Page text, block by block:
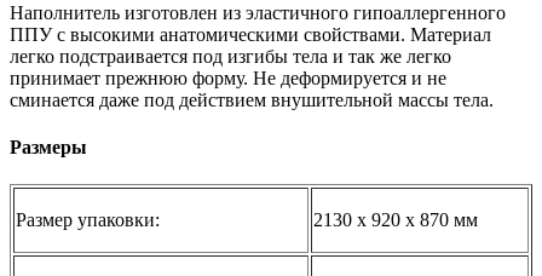
Наполнитель изготовлен из эластичного гипоаллергенного
ППУ с высокими анатомическими свойствами. Материал
легко подстраивается под изгибы тела и так же легко
принимает прежнюю форму. Не деформируется и не
сминается даже под действием внушительной массы тела.
Размеры
Размер упаковки: 2130 x 920 x 870 мм